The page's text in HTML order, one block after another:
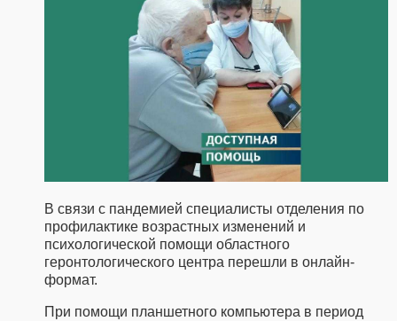
В связи с пандемией специалисты отделения по
профилактике возрастных изменений и
психологической помощи областного
геронтологического центра перешли в онлайн-
формат.
При помощи планшетного компьютера в период